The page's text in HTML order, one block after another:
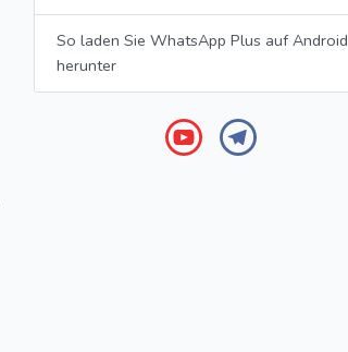
So laden Sie WhatsApp Plus auf Android
herunter